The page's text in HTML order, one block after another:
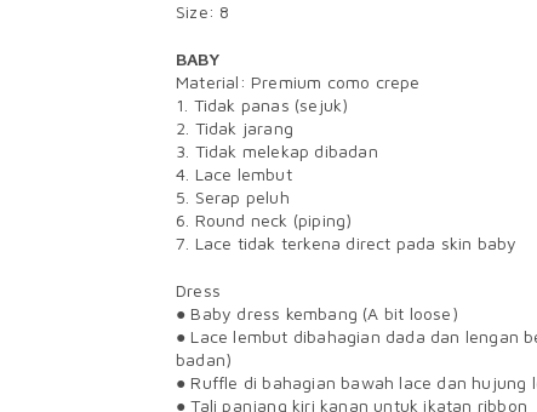
Size: 8
BABY
Material: Premium como crepe
1. Tidak panas (sejuk)
2. Tidak jarang
3. Tidak melekap dibadan
4. Lace lembut
5. Serap peluh
6. Round neck (piping)
7. Lace tidak terkena direct pada skin baby
Dress
● Baby dress kembang (A bit loose)
● Lace lembut dibahagian dada dan lengan
badan)
● Ruffle di bahagian bawah lace dan hujung
● Tali panjang kiri kanan untuk ikatan ribbon